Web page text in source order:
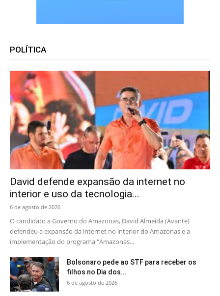
POLÍTICA
David defende expansão da internet no
interior e uso da tecnologia...
6 de agosto de 2026
O candidato a Governo do Amazonas, David Almeida (Avante)
defendeu a expansão da internet no interior do Amazonas e a
implementação do programa "Amazonas...
Bolsonaro pede ao STF para receber os
filhos no Dia dos...
6 de agosto de 2026